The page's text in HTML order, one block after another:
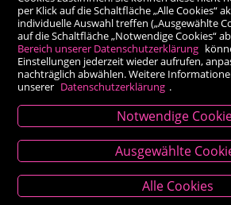
Kontakt
Besold Buch-Papier
Hauptplatz 14, 9300 St. Veit an
per Klick auf die Schaltfläche „Alle Cookies“
individuelle Auswahl treffen („Ausgewählte
auf die Schaltfläche „Notwendige Cookies“
Bereich unserer Datenschutzerklärung
Einstellungen jederzeit wieder aufrufen,
nachträglich abwählen. Weitere
unserer Datenschutzerklärung .
Notwendige
Ausgewählte
Alle Cookies